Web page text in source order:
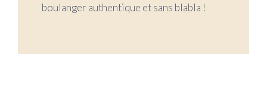
boulanger authentique et sans blabla !